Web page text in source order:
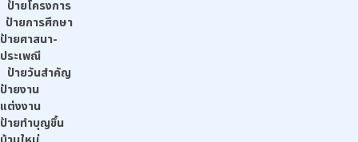
ป้ายโครงการ
ป้ายการศึกษา
ป้ายศาสนา-
ประเพณี
ป้ายวันสำคัญ
ป้ายงาน
แต่งงาน
ป้ายทำบุญขึ้น